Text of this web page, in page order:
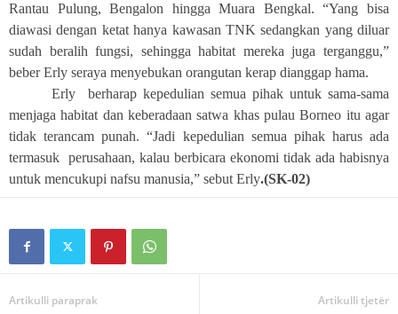
Rantau Pulung, Bengalon hingga Muara Bengkal. “Yang bisa
diawasi dengan ketat hanya kawasan TNK sedangkan yang diluar
sudah beralih fungsi, sehingga habitat mereka juga terganggu,”
beber Erly seraya menyebukan orangutan kerap dianggap hama.
Erly
berharap kepedulian semua pihak untuk sama-sama
menjaga habitat dan keberadaan satwa khas pulau Borneo itu agar
tidak terancam punah. “Jadi kepedulian semua pihak harus ada
termasuk perusahaan, kalau berbicara ekonomi tidak ada habisnya
untuk mencukupi nafsu manusia,” sebut Erly.(SK-02)
Artikulli paraprak Artikulli tjetër